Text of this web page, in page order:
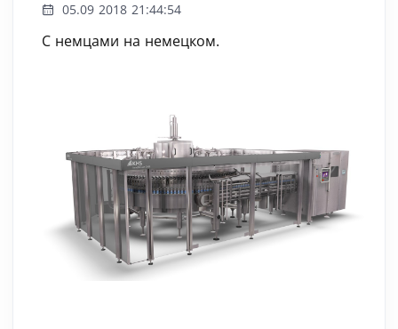
05.09 2018 21:44:54
С немцами на немецком.